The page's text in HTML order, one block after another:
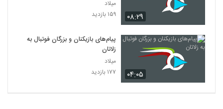
۰۸:۲۹
میلاد
۱۵۹ بازدید
۰۴:۰۵
پیام‌های بازیکنان و بزرگان فوتبال به
زلاتان
میلاد
۱۷۷ بازدید